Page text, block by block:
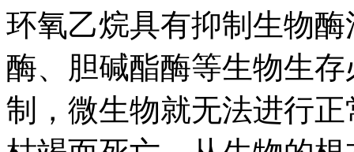
环氧乙烷具有抑制生物
酶、胆碱酯酶等生物生
制，微生物就无法进行